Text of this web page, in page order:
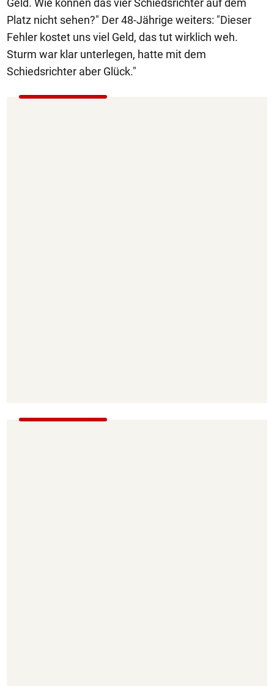
Geld. Wie können das vier Schiedsrichter auf dem
Platz nicht sehen?" Der 48-Jährige weiters: "Dieser
Fehler kostet uns viel Geld, das tut wirklich weh.
Sturm war klar unterlegen, hatte mit dem
Schiedsrichter aber Glück."